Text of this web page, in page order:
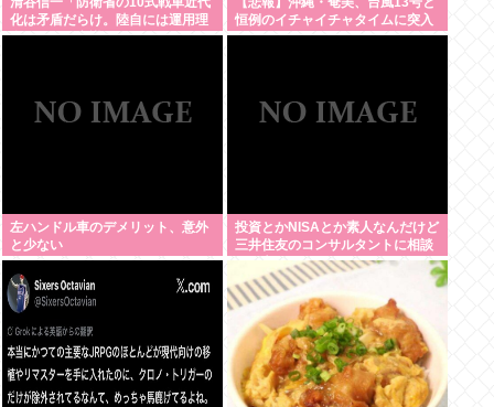
化は矛盾だらけ。陸自には運用理
念もコスト意識もない」
恒例のイチャイチャタイムに突入
www
左ハンドル車のデメリット、意外
と少ない
投資とかNISAとか素人なんだけど
三井住友のコンサルタントに相談
した方がいいのか？